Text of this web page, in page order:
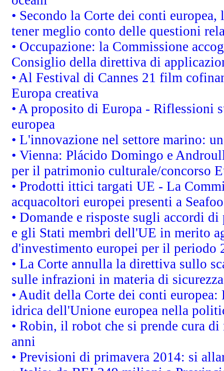
• Secondo la Corte dei conti
tener meglio conto delle questioni
• Occupazione: la Commissione
Consiglio della direttiva di
• Al Festival di Cannes 21 film
Europa creativa
• A proposito di Europa - Riflessioni
europea
• L'innovazione nel settore marino:
• Vienna: Plácido Domingo e
per il patrimonio culturale/concorso
• Prodotti ittici targati UE - La
acquacoltori europei presenti a
• Domande e risposte sugli accordi
e gli Stati membri dell'UE in merito
d'investimento europei per il periodo
• La Corte annulla la direttiva sullo
sulle infrazioni in materia di
• Audit della Corte dei conti
idrica dell'Unione europea nella
• Robin, il robot che si prende cura
anni
• Previsioni di primavera 2014: si